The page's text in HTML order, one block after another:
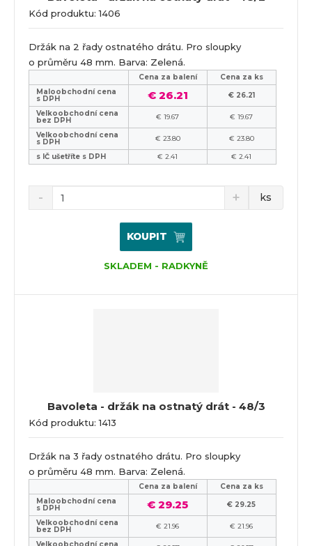
Kód produktu: 1406
Držák na 2 řady ostnatého drátu. Pro sloupky
o průměru 48 mm. Barva: Zelená.
Cena za balení
Cena za ks
Maloobchodní cena
s DPH € 26.21
€ 26.21
Velkoobchodní cena
bez DPH € 19.67
€ 19.67
Velkoobchodní cena
s DPH € 23.80
€ 23.80
s IČ ušetříte s DPH
€ 2.41 € 2.41
ks
KOUPIT
SKLADEM - RADKYNĚ
Bavoleta - držák na ostnatý drát - 48/3
Kód produktu: 1413
Držák na 3 řady ostnatého drátu. Pro sloupky
o průměru 48 mm. Barva: Zelená.
Cena za balení
Cena za ks
Maloobchodní cena
s DPH € 29.25
€ 29.25
Velkoobchodní cena
bez DPH € 21.96
€ 21.96